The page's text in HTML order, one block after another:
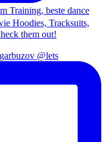
@lets